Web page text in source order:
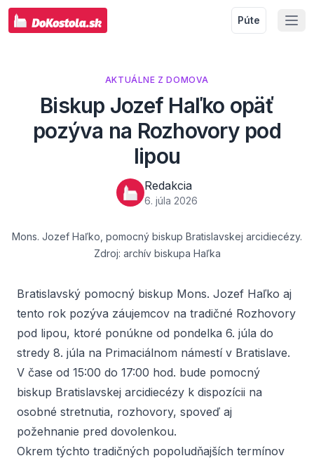
Púte
AKTUÁLNE Z DOMOVA
Biskup Jozef Haľko opäť
pozýva na Rozhovory pod
lipou
Redakcia
6. júla 2026
Mons. Jozef Haľko, pomocný biskup Bratislavskej arcidiecézy.
Zdroj: archív biskupa Haľka
Bratislavský pomocný biskup Mons. Jozef Haľko aj
tento rok pozýva záujemcov na tradičné Rozhovory
pod lipou, ktoré ponúkne od pondelka 6. júla do
stredy 8. júla na Primaciálnom námestí v Bratislave.
V čase od 15:00 do 17:00 hod. bude pomocný
biskup Bratislavskej arcidiecézy k dispozícii na
osobné stretnutia, rozhovory, spoveď aj
požehnanie pred dovolenkou.
Okrem týchto tradičných popoludňajších termínov